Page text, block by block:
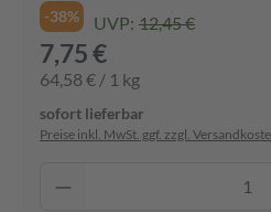
-38% UVP: 12,45 €
7,75 €
64,58 € / 1 kg
sofort lieferbar
Preise inkl. MwSt. ggf. zzgl.